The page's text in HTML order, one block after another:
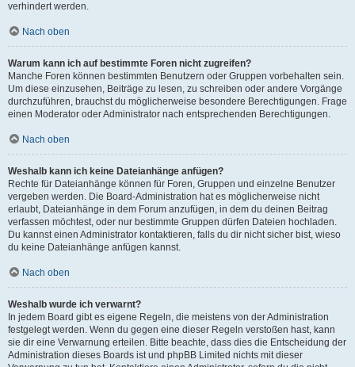
verhindert werden.
Nach oben
Warum kann ich auf bestimmte Foren nicht zugreifen?
Manche Foren können bestimmten Benutzern oder Gruppen vorbehalten sein.
Um diese einzusehen, Beiträge zu lesen, zu schreiben oder andere Vorgänge
durchzuführen, brauchst du möglicherweise besondere Berechtigungen. Frage
einen Moderator oder Administrator nach entsprechenden Berechtigungen.
Nach oben
Weshalb kann ich keine Dateianhänge anfügen?
Rechte für Dateianhänge können für Foren, Gruppen und einzelne Benutzer
vergeben werden. Die Board-Administration hat es möglicherweise nicht
erlaubt, Dateianhänge in dem Forum anzufügen, in dem du deinen Beitrag
verfassen möchtest, oder nur bestimmte Gruppen dürfen Dateien hochladen.
Du kannst einen Administrator kontaktieren, falls du dir nicht sicher bist, wieso
du keine Dateianhänge anfügen kannst.
Nach oben
Weshalb wurde ich verwarnt?
In jedem Board gibt es eigene Regeln, die meistens von der Administration
festgelegt werden. Wenn du gegen eine dieser Regeln verstoßen hast, kann
sie dir eine Verwarnung erteilen. Bitte beachte, dass dies die Entscheidung der
Administration dieses Boards ist und phpBB Limited nichts mit dieser